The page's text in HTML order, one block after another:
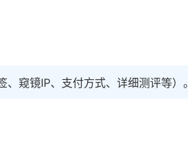
、窥镜IP、支付方式、详细测评等）。